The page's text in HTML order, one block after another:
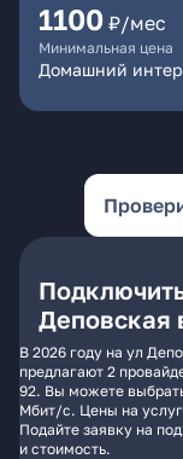
1100 ₽/мес
Минимальная цена
Домашний
Деповская
В 2026 году на ул
предлагают 2
92. Вы можете
Мбит/с. Цены на
Подайте заявку на
и стоимость.